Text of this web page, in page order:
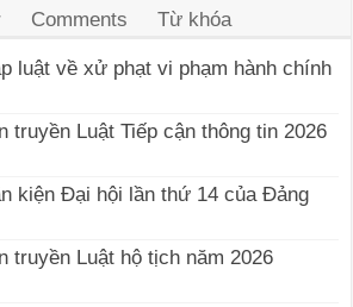
Comments Từ khóa
luật về xử phạt vi phạm hành chính
truyền Luật Tiếp cận thông tin 2026
kiện Đại hội lần thứ 14 của Đảng
truyền Luật hộ tịch năm 2026